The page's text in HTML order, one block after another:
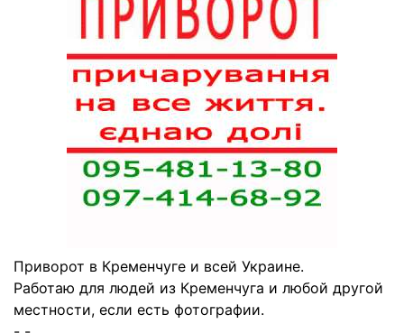
Приворот в Кременчуге и всей Украине.
Работаю для людей из Кременчуга и любой другой
местности, если есть фотографии.